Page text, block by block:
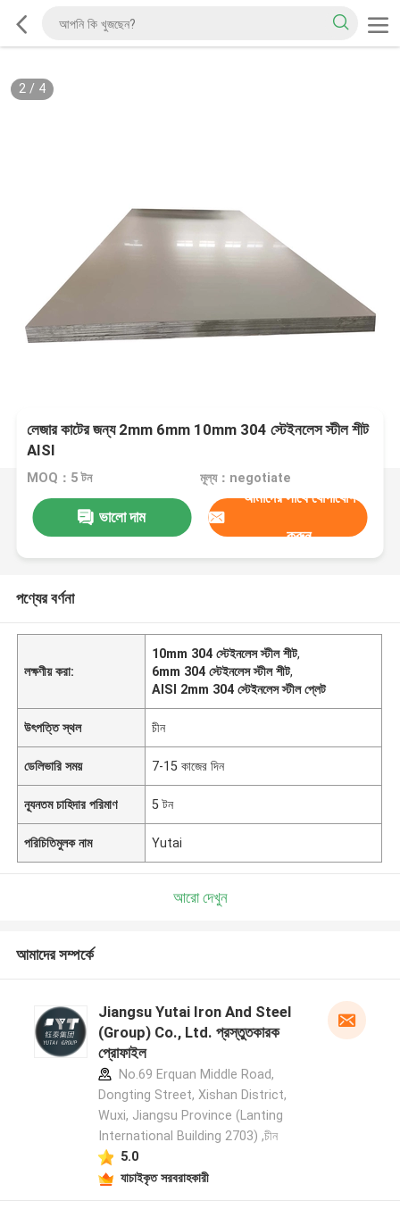
2/ 4
লেজার কাটের জন্য 2mm 6mm 10mm 304 স্টেইনলেস স্টীল শীট
AISI
MOQ：5 টন মূল্য：negotiate
ভালো দাম
আমাদের সাথে যোগাযোগ
করুন
পণ্যের বর্ণনা
লক্ষণীয় করা:
10mm 304 স্টেইনলেস স্টীল শীট,
6mm 304 স্টেইনলেস স্টীল শীট,
AISI 2mm 304 স্টেইনলেস স্টীল প্লেট
উৎপত্তি স্থল চীন
ডেলিভারি সময় 7-15 কাজের দিন
ন্যূনতম চাহিদার পরিমাণ 5 টন
পরিচিতিমুলক নাম Yutai
আরো দেখুন
আমাদের সম্পর্কে
Jiangsu Yutai Iron And Steel
(Group) Co., Ltd. প্রস্তুতকারক
প্রোফাইল
No.69 Erquan Middle Road,
Dongting Street, Xishan District,
Wuxi, Jiangsu Province (Lanting
International Building 2703) ,চীন
5.0
যাচাইকৃত সরবরাহকারী